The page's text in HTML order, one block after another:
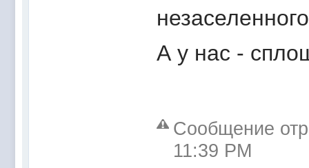
А у нас -
Сообщение
11:39 PM